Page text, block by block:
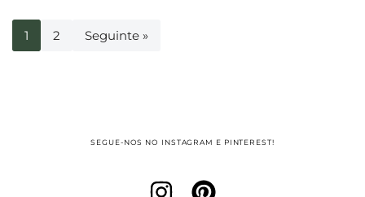
1 2 Seguinte »
SEGUE-NOS NO INSTAGRAM E PINTEREST!